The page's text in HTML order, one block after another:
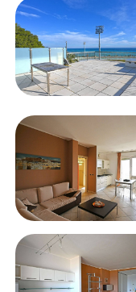
Лифт
Бассейн
Вид на море